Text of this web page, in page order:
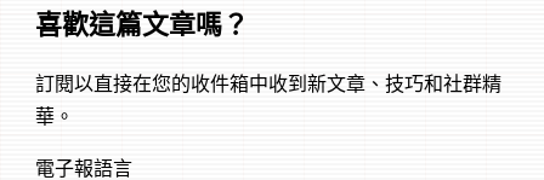
喜歡這篇文章嗎？
訂閱以直接在您的收件箱中收到新文章、技巧和社群精
華。
電子報語言